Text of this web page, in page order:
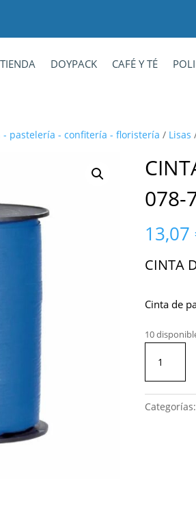
TIENDA DOYPACK CAFÉ Y TÉ
- pastelería - confitería - floristería / Lisas
078-
13,07
CINTA
Cinta de
10
papel
10
mm
Categorías: